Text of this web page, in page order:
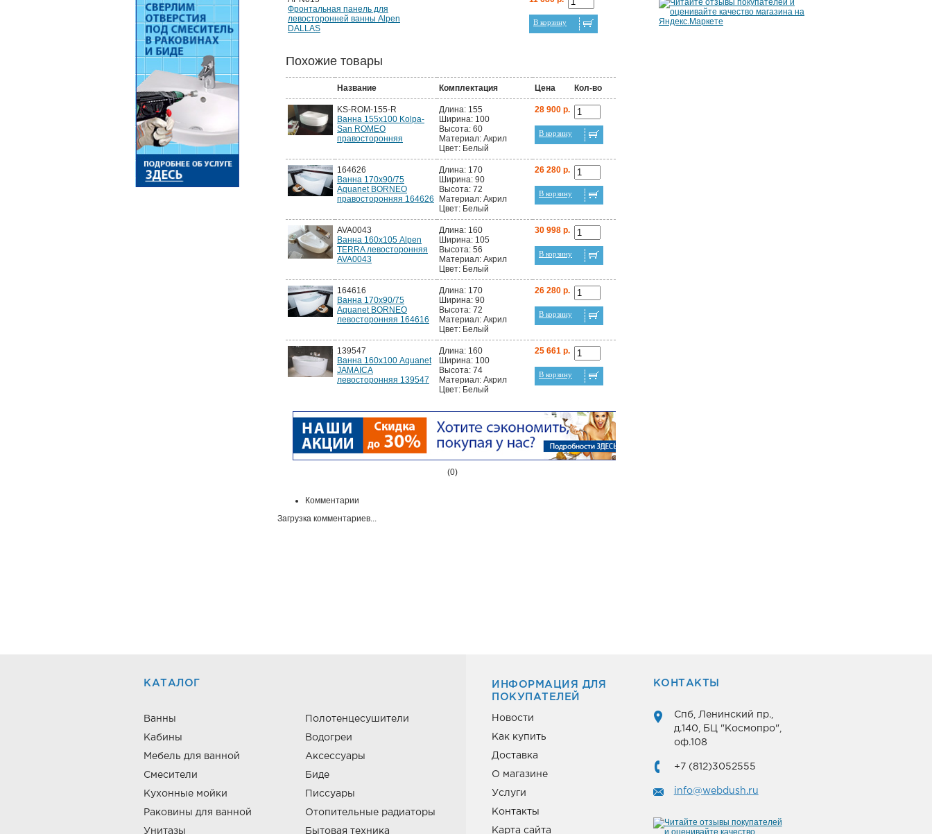
Фронтальная панель для
левосторонней ванны Alpen
DALLAS
В корзину
Похожие товары
Название Комплектация Цена Кол-во
KS-ROM-155-R
Ванна 155x100 Kolpa-
San ROMEO
правосторонняя
Длина: 155
Ширина: 100
Высота: 60
Материал: Акрил
Цвет: Белый
28 900 р.
В корзину
164626
Ванна 170х90/75
Aquanet BORNEO
правосторонняя 164626
Длина: 170
Ширина: 90
Высота: 72
Материал: Акрил
Цвет: Белый
26 280 р.
В корзину
AVA0043
Ванна 160х105 Alpen
TERRA левосторонняя
AVA0043
Длина: 160
Ширина: 105
Высота: 56
Материал: Акрил
Цвет: Белый
30 998 р.
В корзину
164616
Ванна 170х90/75
Aquanet BORNEO
левосторонняя 164616
Длина: 170
Ширина: 90
Высота: 72
Материал: Акрил
Цвет: Белый
26 280 р.
В корзину
139547
Ванна 160х100 Aquanet
JAMAICA
левосторонняя 139547
Длина: 160
Ширина: 100
Высота: 74
Материал: Акрил
Цвет: Белый
25 661 р.
В корзину
(0)
Комментарии
Загрузка комментариев...
КАТАЛОГ
Ванны
Кабины
Мебель для ванной
Смесители
Кухонные мойки
Раковины для ванной
Унитазы
Полотенцесушители
Водогреи
Аксессуары
Биде
Писсуары
Отопительные радиаторы
Бытовая техника
ИНФОРМАЦИЯ ДЛЯ
ПОКУПАТЕЛЕЙ
Новости
Как купить
Доставка
О магазине
Услуги
Контакты
Карта сайта
КОНТАКТЫ
Спб, Ленинский пр.,
д.140, БЦ "Космопро",
оф.108
+7 (812)3052555
info@webdush.ru